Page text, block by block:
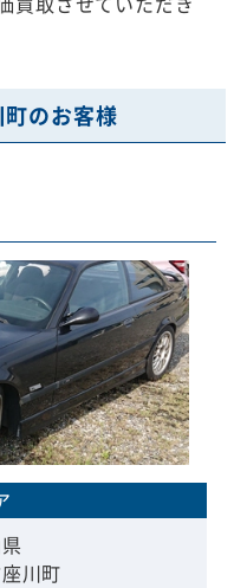
のお客様
川町